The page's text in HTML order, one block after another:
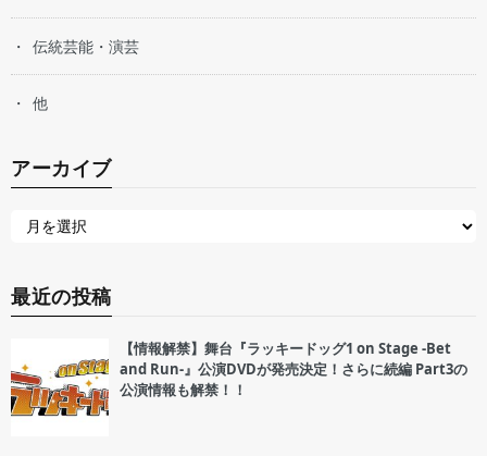
伝統芸能・演芸
他
アーカイブ
最近の投稿
【情報解禁】舞台『ラッキードッグ1 on Stage -Bet
and Run-』公演DVDが発売決定！さらに続編 Part3の
公演情報も解禁！！